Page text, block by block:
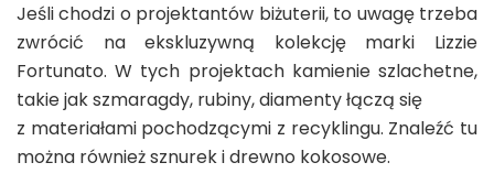
Jeśli chodzi o projektantów biżuterii, to uwagę trzeba
zwrócić na ekskluzywną kolekcję marki Lizzie
Fortunato. W tych projektach kamienie szlachetne,
takie jak szmaragdy, rubiny, diamenty łączą się
z materiałami pochodzącymi z recyklingu. Znaleźć tu
można również sznurek i drewno kokosowe.